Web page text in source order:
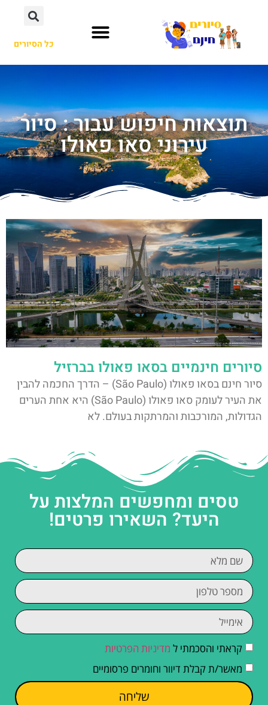
כל הסיורים
תוצאות חיפוש עבור : סיור
עירוני סאו פאולו
סיורים חינמיים בסאו פאולו בברזיל
סיור חינם בסאו פאולו (São Paulo) – הדרך החכמה להבין
את העיר לעומק סאו פאולו (São Paulo) היא אחת הערים
הגדולות, המורכבות והמרתקות בעולם. לא
טסים ומחפשים המלצות על
היעד? השאירו פרטים!
קראתי והסכמתי ל מדיניות הפרטיות
מאשר/ת קבלת דיוור וחומרים פרסומיים
שליחה